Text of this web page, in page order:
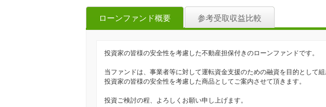
ローンファンド概要 参考受取収益比較
投資家の皆様の安全性を考慮した不動産担保付きのローンファンドです。
当ファンドは、事業者等に対して運転資金支援のための融資を目的として組
投資家の皆様の安全性を考慮した商品としてご案内させて頂きます。
投資ご検討の程、よろしくお願い申し上げます。